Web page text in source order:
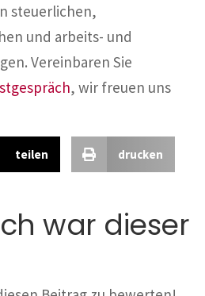
steuerlichen,
und arbeits- und
Vereinbaren Sie
, wir freuen uns
teilen drucken
war dieser